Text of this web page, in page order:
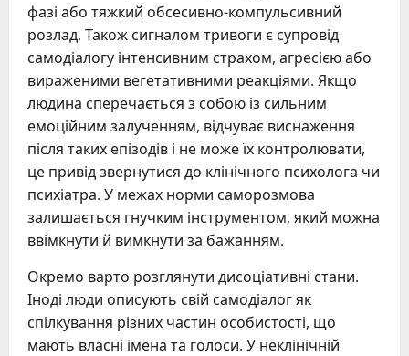
фазі або тяжкий обсесивно-компульсивний
розлад. Також сигналом тривоги є супровід
самодіалогу інтенсивним страхом, агресією або
вираженими вегетативними реакціями. Якщо
людина сперечається з собою із сильним
емоційним залученням, відчуває виснаження
після таких епізодів і не може їх контролювати,
це привід звернутися до клінічного психолога чи
психіатра. У межах норми саморозмова
залишається гнучким інструментом, який можна
ввімкнути й вимкнути за бажанням.
Окремо варто розглянути дисоціативні стани.
Іноді люди описують свій самодіалог як
спілкування різних частин особистості, що
мають власні імена та голоси. У неклінічній